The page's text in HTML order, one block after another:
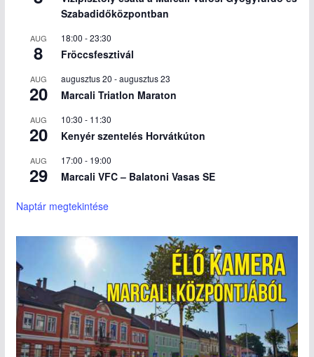
Szabadidőközpontban
AUG
8
18:00 -23:30
Fröccsfesztivál
AUG
20
augusztus 20 -augusztus 23
Marcali Triatlon Maraton
AUG
20
10:30 - 11:30
Kenyér szentelés Horvátkúton
AUG
29
17:00 - 19:00
Marcali VFC – Balatoni Vasas SE
Naptár megtekintése